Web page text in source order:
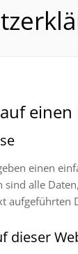
einen
einen
sind alle
aufgeführten
dieser